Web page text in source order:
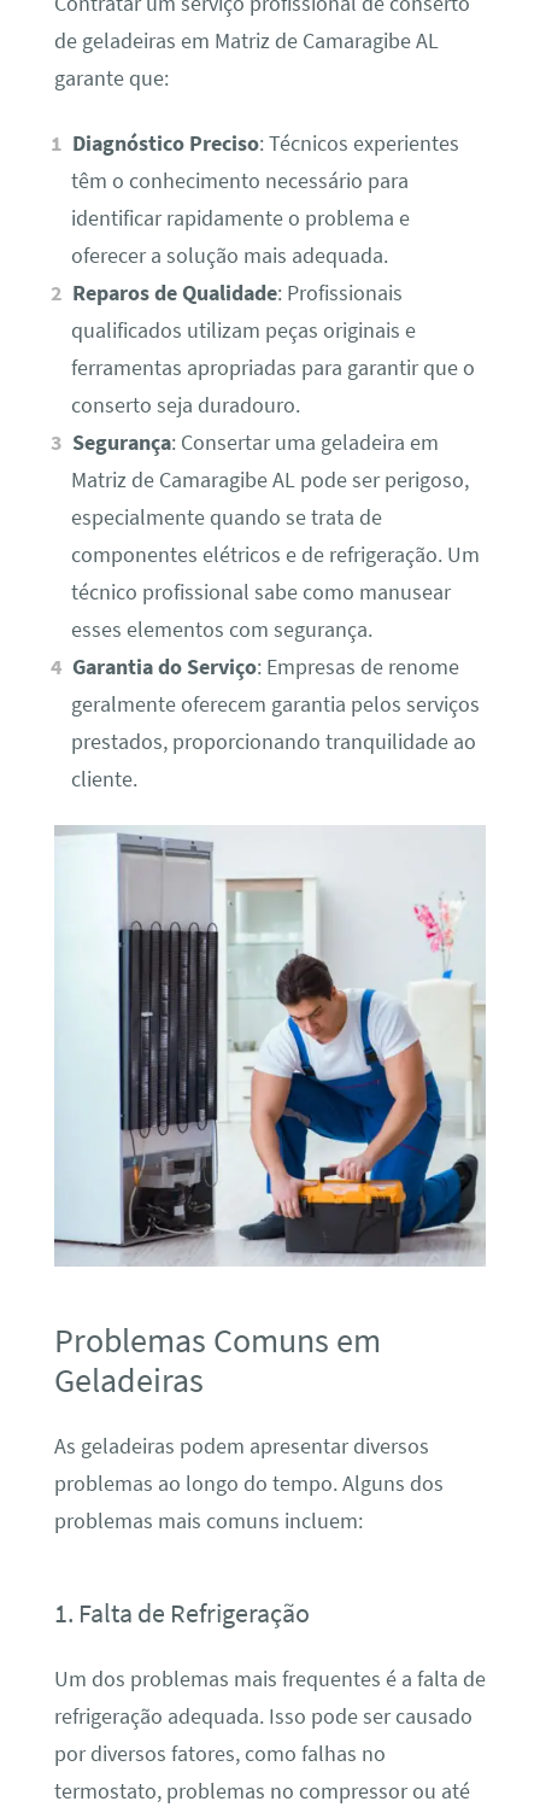
de geladeiras em Matriz de Camaragibe AL
garante que:
Diagnóstico Preciso: Técnicos experientes
têm o conhecimento necessário para
identificar rapidamente o problema e
oferecer a solução mais adequada.
Reparos de Qualidade: Profissionais
qualificados utilizam peças originais e
ferramentas apropriadas para garantir que o
conserto seja duradouro.
Segurança: Consertar uma geladeira em
Matriz de Camaragibe AL pode ser perigoso,
especialmente quando se trata de
componentes elétricos e de refrigeração. Um
técnico profissional sabe como manusear
esses elementos com segurança.
Garantia do Serviço: Empresas de renome
geralmente oferecem garantia pelos serviços
prestados, proporcionando tranquilidade ao
cliente.
Problemas Comuns em
Geladeiras
As geladeiras podem apresentar diversos
problemas ao longo do tempo. Alguns dos
problemas mais comuns incluem:
1. Falta de Refrigeração
Um dos problemas mais frequentes é a falta de
refrigeração adequada. Isso pode ser causado
por diversos fatores, como falhas no
termostato, problemas no compressor ou até